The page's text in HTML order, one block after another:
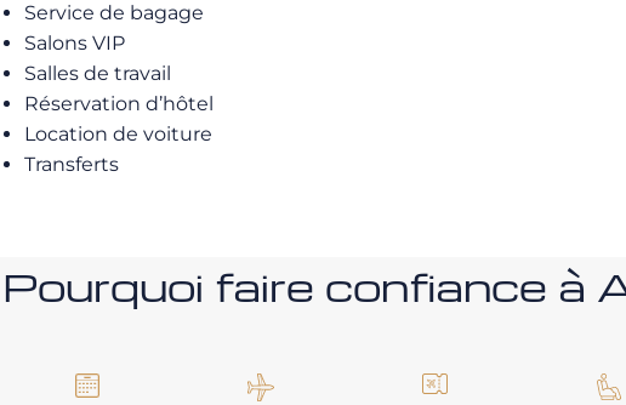
Service de bagage
Salons VIP
Salles de travail
Réservation d’hôtel
Location de voiture
Transferts
Pourquoi faire confiance à